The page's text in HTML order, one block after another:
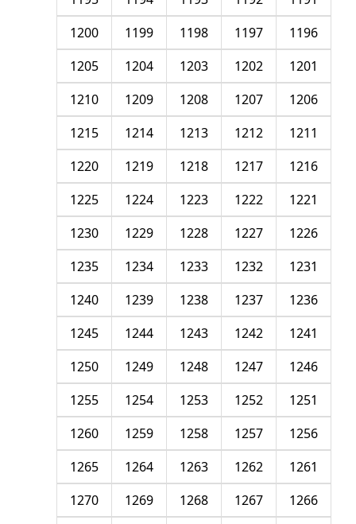
1196
1197
1198
1199
1200
1201
1202
1203
1204
1205
1206
1207
1208
1209
1210
1211
1212
1213
1214
1215
1216
1217
1218
1219
1220
1221
1222
1223
1224
1225
1226
1227
1228
1229
1230
1231
1232
1233
1234
1235
1236
1237
1238
1239
1240
1241
1242
1243
1244
1245
1246
1247
1248
1249
1250
1251
1252
1253
1254
1255
1256
1257
1258
1259
1260
1261
1262
1263
1264
1265
1266
1267
1268
1269
1270